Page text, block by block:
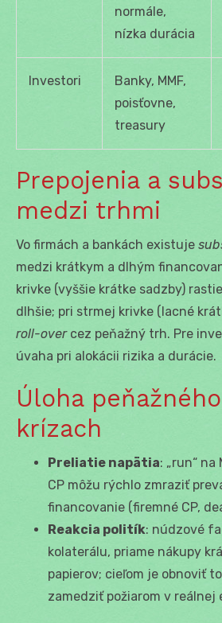
normále,
nízka durácia
Investori
Banky, MMF,
poisťovne,
treasury
Prepojenia a
medzi trhmi
Vo firmách a bankách existuje
medzi krátkym a dlhým
krivke (vyššie krátke sadzby)
dlhšie; pri strmej krivke (lacné
roll-overcez peňažný trh. Pre
úvaha pri alokácii rizika a durácie.
Úloha
krízach
Preliatie napätia: „run“ na
CP môžu rýchlo zmraziť
financovanie (firemné CP,
Reakcia politík: núdzové
kolaterálu, priame nákupy
papierov; cieľom je obnoviť
zamedziť požiarom v reálnej